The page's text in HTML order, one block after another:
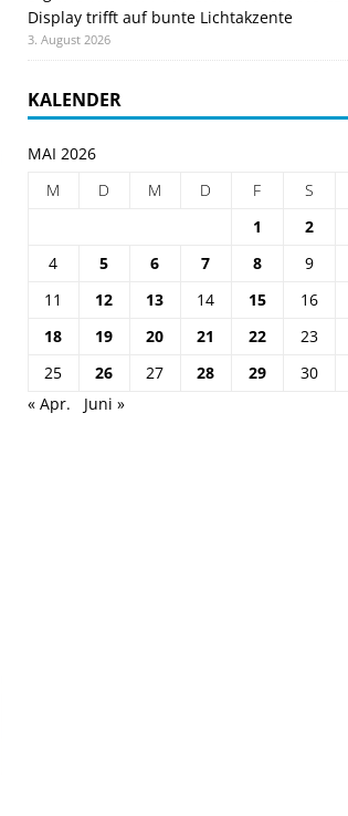
Display trifft auf bunte Lichtakzente
3. August 2026
KALENDER
MAI 2026
M
D M D F S
1
2
4
5 6 7 8 9
11
12 13 14 15 16
18
19 20 21 22 23
25
26 27 28 29 30
« Apr.
Juni »